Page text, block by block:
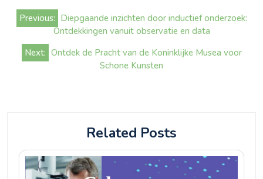
Bericht
navigatie
Previous: Diepgaande inzichten door inductief onderzoek:
Ontdekkingen vanuit observatie en data
Next: Ontdek de Pracht van de Koninklijke Musea voor
Schone Kunsten
Related Posts